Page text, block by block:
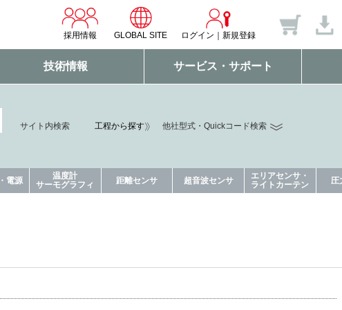
採用情報 GLOBAL SITE ログイン 新規登録
技術情報 サービス・サポート
サイト内検索 工程から探す 他社型式・Quickコード検索
電源
温度計
サーモグラフィ
距離センサ 超音波センサ
エリアセンサ・
ライトカーテン
圧